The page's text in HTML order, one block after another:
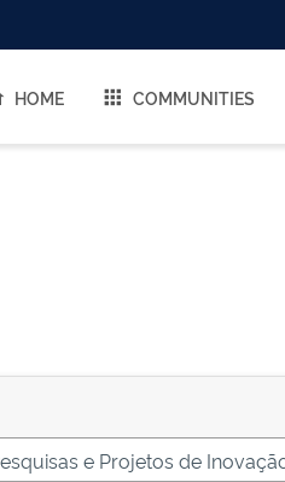
HOME COMMUNITIES